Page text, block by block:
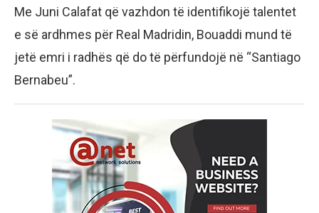
Me Juni Calafat që vazhdon të identifikojë talentet
e së ardhmes për Real Madridin, Bouaddi mund të
jetë emri i radhës që do të përfundojë në “Santiago
Bernabeu”.